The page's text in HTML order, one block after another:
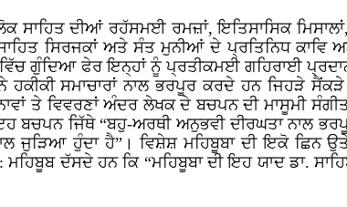
ਸਾਹਿਤ ਦੀਆਂ ਰਹੱਸਮਈ ਰਮਜ਼ਾਂ, ਇਤਿਸਾਸਿਕ
ਸਿਰਜਕਾਂ ਅਤੇ ਸੰਤ ਮੁਨੀਆਂ ਦੇ ਪ੍ਰਤਿਨਿਧ
ਗੁੰਦਿਆ ਫੇਰ ਇਨ੍ਹਾਂ ਨੂੰ ਪ੍ਰਤੀਕਮਈ ਗਹਿਰਾਈ
ਸਮਾਚਾਰਾਂ ਨਾਲ ਭਰਪੂਰ ਕਰਦੇ ਹਨ ਜਿਹੜੇ
ਤੇ ਵਿਵਰਣਾਂ ਅੰਦਰ ਲੇਖਕ ਦੇ ਬਚਪਨ ਦੀ ਮਾਸੂਮੀ
ਬਚਪਨ ਜਿੱਥੇ “ਬਹੁ-ਅਰਥੀ ਅਨੁਭਵੀ ਦੀਰਘਤਾ ਨਾਲ
ਜੁੜਿਆ ਹੁੰਦਾ ਹੈ”। ਵਿਸ਼ੇਸ਼ ਮਹਿਬੂਬਾ ਦੀ ਇਕੋ ਛਿਨ
ਦੱਸਦੇ ਹਨ ਕਿ “ਮਹਿਬੂਬਾ ਦੀ ਇਹ ਯਾਦ ਡਾ.